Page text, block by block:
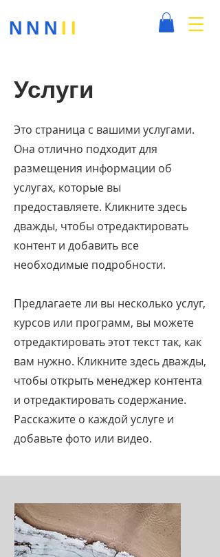
NNN II
Услуги
Это страница с вашими услугами.
Она отлично подходит для
размещения информации об
услугах, которые вы
предоставляете. Кликните здесь
дважды, чтобы отредактировать
контент и добавить все
необходимые подробности.
Предлагаете ли вы несколько услуг,
курсов или программ, вы можете
отредактировать этот текст так, как
вам нужно. Кликните здесь дважды,
чтобы открыть менеджер контента
и отредактировать содержание.
Расскажите о каждой услуге и
добавьте фото или видео.